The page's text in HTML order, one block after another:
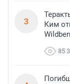
3
Ким
85